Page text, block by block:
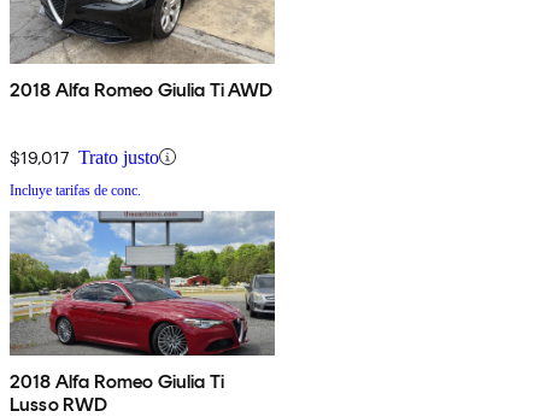
2018 Alfa Romeo Giulia Ti AWD
$19,017 Trato justo
Incluye tarifas de conc.
2018 Alfa Romeo Giulia Ti
Lusso RWD